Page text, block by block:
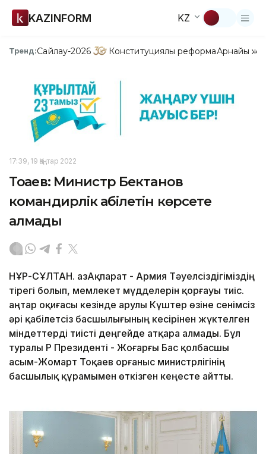
KAZINFORM KZ
Тренд:Сайлау-2026 Конституциялық реформаАрнайы
17:39, 19 Қаңтар 2022
Тоқаев: Министр Бектанов
командирлік қабілетін көрсете
алмады
НҰР-СҰЛТАН. ҚазАқпарат - Армия Тәуелсіздігіміздің
тірегі болып, мемлекет мүдделерін қорғауы тиіс.
Қаңтар оқиғасы кезінде Қарулы Күштер өзіне сенімсіз
әрі қабілетсіз басшылығының кесірінен жүктелген
міндеттерді тиісті деңгейде атқара алмады. Бұл
туралы ҚР Президенті - Жоғарғы Бас қолбасшы
Қасым-Жомарт Тоқаев Қорғаныс министрлігінің
басшылық құрамымен өткізген кеңесте айтты.